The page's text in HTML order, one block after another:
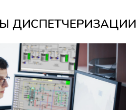
ДИСПЕТЧЕРИЗАЦИИ